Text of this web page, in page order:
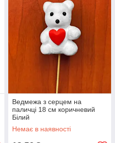
Ведмежа з серцем на
паличці 18 см коричневий
Білий
Немає в наявності